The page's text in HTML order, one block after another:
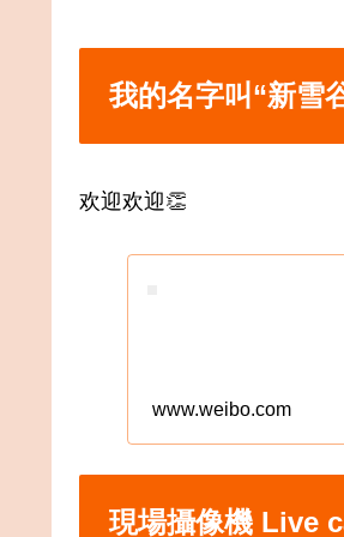
我的名字叫“新雪
欢迎欢迎👏
www.weibo.com
現場攝像機 Live